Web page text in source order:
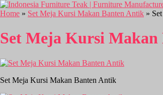
Home » Set Meja Kursi Makan Banten Antik »
Set Meja Kursi
Set Meja Kursi Makan Banten Antik